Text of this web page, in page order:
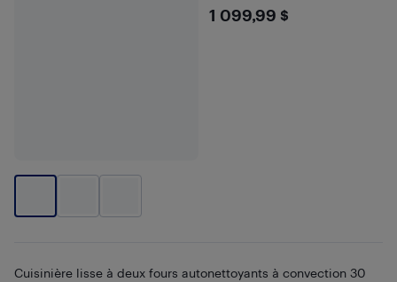
$1099.99
1 099,99 $
Cuisinière lisse à deux fours autonettoyants à convection 30